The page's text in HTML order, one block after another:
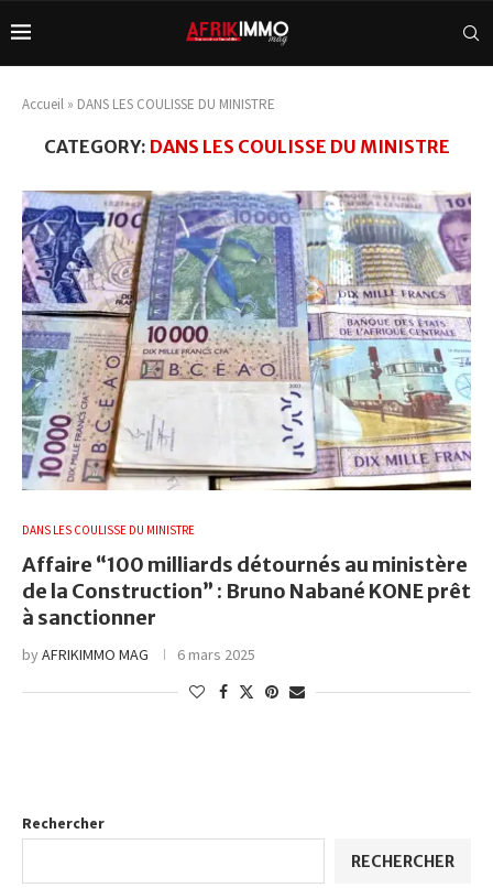
Accueil » DANS LES COULISSE DU MINISTRE
CATEGORY: DANS LES COULISSE DU MINISTRE
DANS LES COULISSE DU MINISTRE
Affaire “100 milliards détournés au ministère
de la Construction” : Bruno Nabané KONE prêt
à sanctionner
byAFRIKIMMO MAG 6 mars 2025
Rechercher
RECHERCHER